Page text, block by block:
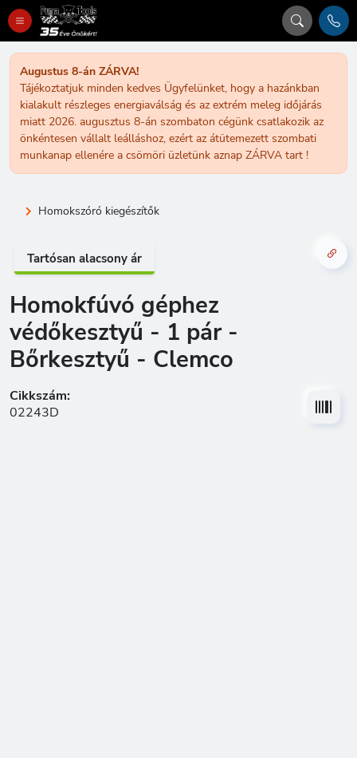
Augustus 8-án ZÁRVA!
Tájékoztatjuk minden kedves Ügyfelünket, hogy a hazánkban
kialakult részleges energiaválság és az extrém meleg időjárás
miatt 2026. augusztus 8-án szombaton cégünk csatlakozik az
önkéntesen vállalt leálláshoz, ezért az átütemezett szombati
munkanap ellenére a csömöri üzletünk aznap ZÁRVA tart !
Homokszóró kiegészítők
Tartósan alacsony ár
Homokfúvó géphez
védőkesztyű - 1 pár -
Bőrkesztyű - Clemco
Cikkszám:
02243D